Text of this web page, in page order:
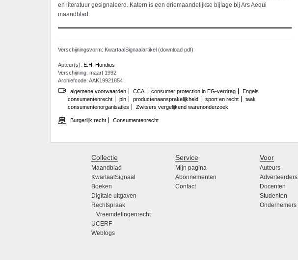
en literatuur gesignaleerd. Katern is een driemaandelijkse bijlage bij Ars Aequi
maandblad.
Verschijningsvorm: KwartaalSignaalartikel (download pdf)
Auteur(s): E.H. Hondius
Verschijning: maart 1992
Archiefcode: AAK19921854
algemene voorwaarden
CCA consumer protection in EG-verdrag
Engels
consumentenrecht
pin productenaansprakelijkheid sport en recht
taak
consumentenorganisaties
Zwitsers vergelijkend warenonderzoek
Burgerlijk recht Consumentenrecht
Collectie
Maandblad
KwartaalSignaal
Boeken
Digitale uitgaven
Rechtspraak
Vreemdelingenrecht
UCERF
Weblogs
Service
Mijn pagina
Abonnementen
Contact
Voor
Auteurs
Adverteerders
Docenten
Studenten
Ondernemers